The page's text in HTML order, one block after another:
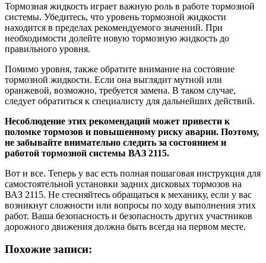
Тормозная жидкость играет важную роль в работе тормозной
системы. Убедитесь, что уровень тормозной жидкости
находится в пределах рекомендуемого значений. При
необходимости долейте новую тормозную жидкость до
правильного уровня.
Помимо уровня, также обратите внимание на состояние
тормозной жидкости. Если она выглядит мутной или
оранжевой, возможно, требуется замена. В таком случае,
следует обратиться к специалисту для дальнейших действий.
Несоблюдение этих рекомендаций может привести к
поломке тормозов и повышенному риску аварии. Поэтому,
не забывайте внимательно следить за состоянием и
работой тормозной системы ВАЗ 2115.
Вот и все. Теперь у вас есть полная пошаговая инструкция для
самостоятельной установки задних дисковых тормозов на
ВАЗ 2115. Не стесняйтесь обращаться к механику, если у вас
возникнут сложности или вопросы по ходу выполнения этих
работ. Ваша безопасность и безопасность других участников
дорожного движения должна быть всегда на первом месте.
Похожие записи: